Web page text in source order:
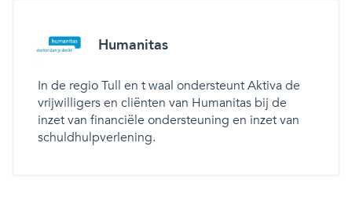
Humanitas
In de regio Tull en t waal ondersteunt Aktiva de
vrijwilligers en cliënten van Humanitas bij de
inzet van financiële ondersteuning en inzet van
schuldhulpverlening.